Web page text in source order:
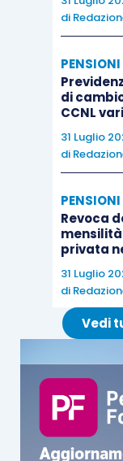
di
PENSIONI
di
CCNL
31 Luglio
di
PENSIONI
Revoca
privata
31 Luglio
di
Vedi